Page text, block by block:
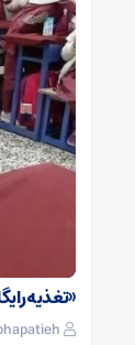
«تغذیه